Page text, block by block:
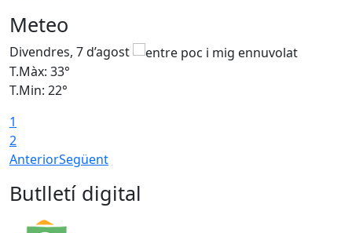
Meteo
Divendres, 7 d’agost
T.Màx: 33°
T.Min: 22°
1
2
AnteriorSegüent
Butlletí digital